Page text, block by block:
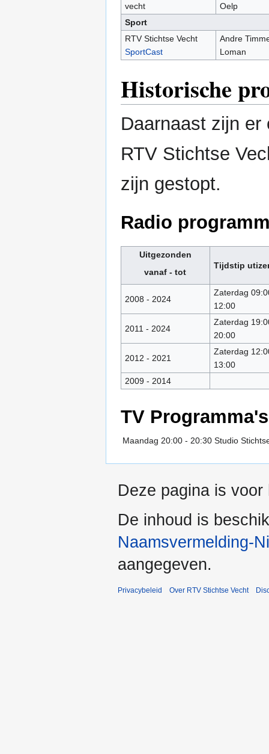
vecht
Oelp
Sport
RTV Stichtse Vecht
SportCast
Andre
Loman
Historische
Daarnaast zijn
RTV Stichtse
zijn gestopt.
Radio
Uitgezonden
vanaf - tot
Tijdstip
2008 - 2024
Zaterdag
12:00
2011 - 2024
Zaterdag
20:00
2012 - 2021
Zaterdag
13:00
2009 - 2014
TV Programma's
Maandag 20:00 - 20:30 Studio
Deze pagina is
De inhoud is
Naamsvermelding-
aangegeven.
Privacybeleid Over RTV Stichtse Vecht